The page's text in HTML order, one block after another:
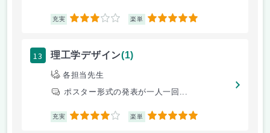
充実 3 楽単 5
13 理工学デザイン(1)
各担当先生
ポスター形式の発表が一人一回...
充実 4 楽単 5